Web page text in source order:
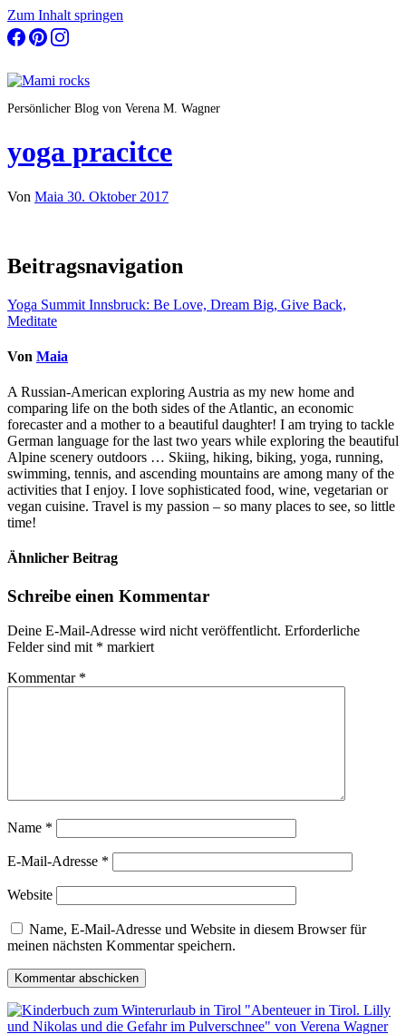
Zum Inhalt springen
Persönlicher Blog von Verena M. Wagner
yoga pracitce
Von Maia 30. Oktober 2017
Beitragsnavigation
Yoga Summit Innsbruck: Be Love, Dream Big, Give Back,
Meditate
Von Maia
A Russian-American exploring Austria as my new home and
comparing life on the both sides of the Atlantic, an economic
forecaster and a mother to a beautiful daughter! I am trying to tackle
German language for the last two years while exploring the beautiful
Alpine scenery outdoors … Skiing, hiking, biking, yoga, running,
swimming, tennis, and ascending mountains are among many of the
activities that I enjoy. I love sophisticated food, wine, vegetarian or
vegan cuisine. Travel is my passion – so many places to see, so little
time!
Ähnlicher Beitrag
Schreibe einen Kommentar
Deine E-Mail-Adresse wird nicht veröffentlicht. Erforderliche
Felder sind mit * markiert
Kommentar *
Name *
E-Mail-Adresse *
Website
Name, E-Mail-Adresse und Website in diesem Browser für
meinen nächsten Kommentar speichern.